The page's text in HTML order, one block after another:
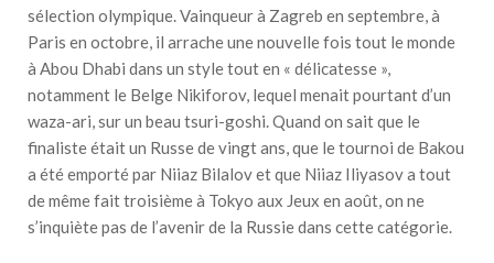
sélection olympique. Vainqueur à Zagreb en septembre, à
Paris en octobre, il arrache une nouvelle fois tout le monde
à Abou Dhabi dans un style tout en « délicatesse »,
notamment le Belge Nikiforov, lequel menait pourtant d’un
waza-ari, sur un beau tsuri-goshi. Quand on sait que le
finaliste était un Russe de vingt ans, que le tournoi de Bakou
a été emporté par Niiaz Bilalov et que Niiaz Iliyasov a tout
de même fait troisième à Tokyo aux Jeux en août, on ne
s’inquiète pas de l’avenir de la Russie dans cette catégorie.